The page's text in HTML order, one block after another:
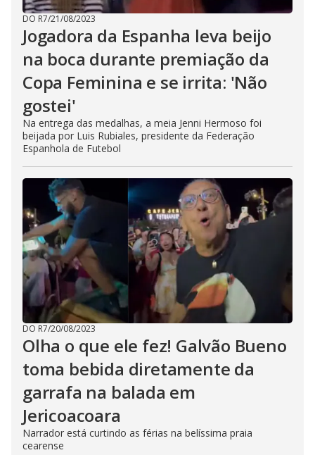
DO R7/21/08/2023
Jogadora da Espanha leva beijo
na boca durante premiação da
Copa Feminina e se irrita: 'Não
gostei'
Na entrega das medalhas, a meia Jenni Hermoso foi
beijada por Luis Rubiales, presidente da Federação
Espanhola de Futebol
DO R7/20/08/2023
Olha o que ele fez! Galvão Bueno
toma bebida diretamente da
garrafa na balada em
Jericoacoara
Narrador está curtindo as férias na belíssima praia
cearense